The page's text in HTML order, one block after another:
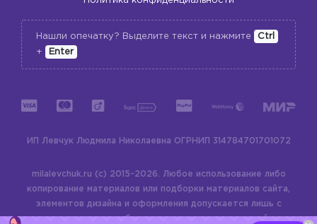
Нашли опечатку? Выделите текст и нажмите
Ctrl
+
Enter
ИП Левчук Людмила Николаевна ОГРНИП 314784701701072
milalevchuk.ru (c) 2015-2026.
Любое использование либо
копирование материалов или подборки материалов сайта,
элементов дизайна и оформления допускается лишь с
разрешения правообладателя и только со ссылкой на